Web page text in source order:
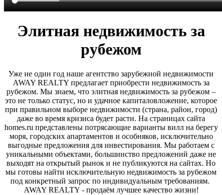
Элитная недвижимость за
рубежом
Уже не один год наше агентство зарубежной недвижимости
AWAY REALTY предлагает приобрести недвижимость за
рубежом. Мы знаем, что элитная недвижимость за рубежом –
это не только статус, но и удачное капиталовложение, которое
при правильном выборе недвижимости (страна, район, город)
даже во время кризиса будет расти. На страницах сайта
homes.ru представлены потрясающие варианты вилл на берегу
моря, городских апартаментов и особняков, исключительно
выгодные предложения для инвестирования. Мы работаем с
уникальными объектами, большинство предложений даже не
выходят на открытый рынок и не публикуются на сайтах. Но
мы готовы найти исключительную недвижимость за рубежом
под конкретный запрос по индивидуальным требованиям.
AWAY REALTY - продаём лучшее качество жизни!